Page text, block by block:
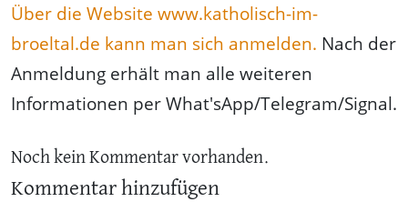
Über die Website www.katholisch-im-
broeltal.de kann man sich anmelden. Nach der
Anmeldung erhält man alle weiteren
Informationen per What'sApp/Telegram/Signal.
Noch kein Kommentar vorhanden.
Kommentar hinzufügen